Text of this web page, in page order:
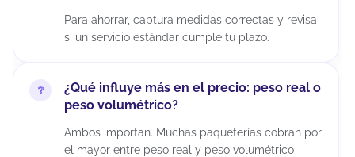
Para ahorrar, captura medidas correctas y revisa
si un servicio estándar cumple tu plazo.
¿Qué influye más en el precio: peso real o
peso volumétrico?
Ambos importan. Muchas paqueterías cobran por
el mayor entre peso real y peso volumétrico